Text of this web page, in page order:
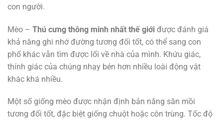
con người.
Mèo – Thú cưng thông minh nhất thế giới được đánh giá
khả năng ghi nhớ đường tương đối tốt, có thể sang con
phố khác vẫn tìm được lối về nhà của mình. Khứu giác,
thính giác của chúng nhạy bén hơn nhiều loài động vật
khác khá nhiều.
Một số giống mèo được nhận định bản năng săn mồi
tương đối tốt, đặc biệt giống chuột hoặc côn trùng. Tốc độ